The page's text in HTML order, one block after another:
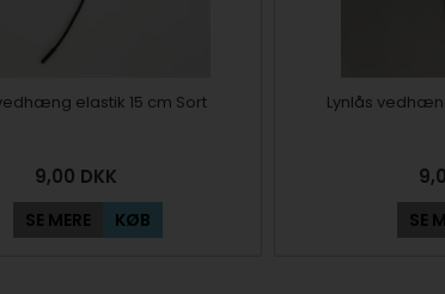
elastik 15 cm Sort
9,00 DKK
SE MERE KØB
Lynlås
SE